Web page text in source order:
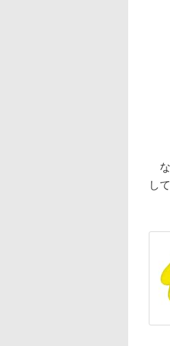
な
し